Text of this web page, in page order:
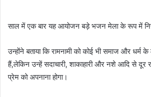
साल में एक बार यह आयोजन बड़े भजन मेला के रूप में
उन्होंने बताया कि रामनामी को कोई भी समाज और धर्म
हैं,लेकिन उन्हें सदाचारी, शाकाहारी और नशे आदि से दूर
प्रेम को अपनाना होगा।